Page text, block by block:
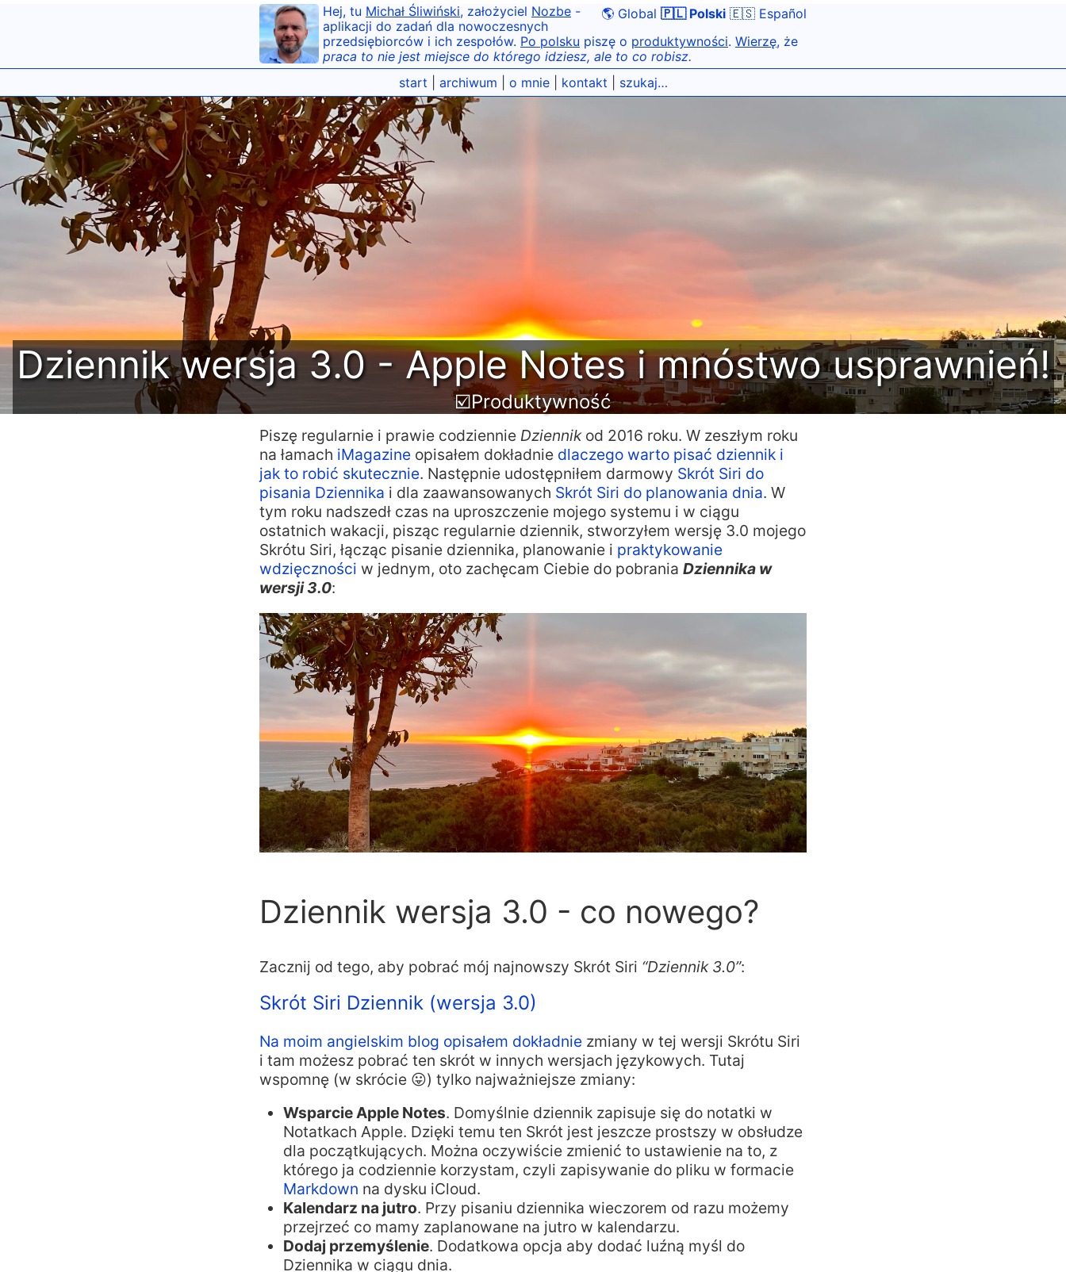
🌎 Global 🇵🇱 Polski 🇪🇸 Español
Hej, tu Michał Śliwiński, założyciel Nozbe -
aplikacji do zadań dla nowoczesnych
przedsiębiorców i ich zespołów. Po polsku piszę o produktywności. Wierzę, że
praca to nie jest miejsce do którego idziesz, ale to co robisz.
start
archiwum o mnie| kontakt szukaj…
Dziennik wersja 3.0 - Apple Notes i mnóstwo usprawnień!
☑️Produktywność
Piszę regularnie i prawie codziennie Dziennikod 2016 roku. W zeszłym roku
na łamach iMagazine opisałem dokładnie dlaczego warto pisać dziennik i
jak to robić skutecznie. Następnie udostępniłem darmowy Skrót Siri do
pisania Dziennika i dla zaawansowanych Skrót Siri do planowania dnia. W
tym roku nadszedł czas na uproszczenie mojego systemu i w ciągu
ostatnich wakacji, pisząc regularnie dziennik, stworzyłem wersję 3.0 mojego
Skrótu Siri, łącząc pisanie dziennika, planowanie i praktykowanie
wdzięczności w jednym, oto zachęcam Ciebie do pobrania Dziennika w
wersji 3.0:
Dziennik wersja 3.0 - co nowego?
Zacznij od tego, aby pobrać mój najnowszy Skrót Siri “Dziennik 3.0”:
Skrót Siri Dziennik (wersja 3.0)
Na moim angielskim blog opisałem dokładnie zmiany w tej wersji Skrótu Siri
i tam możesz pobrać ten skrót w innych wersjach językowych. Tutaj
wspomnę (w skrócie 😛) tylko najważniejsze zmiany:
Wsparcie Apple Notes. Domyślnie dziennik zapisuje się do notatki w
Notatkach Apple. Dzięki temu ten Skrót jest jeszcze prostszy w obsłudze
dla początkujących. Można oczywiście zmienić to ustawienie na to, z
którego ja codziennie korzystam, czyli zapisywanie do pliku w formacie
Markdown na dysku iCloud.
Kalendarz na jutro. Przy pisaniu dziennika wieczorem od razu możemy
przejrzeć co mamy zaplanowane na jutro w kalendarzu.
Dodaj przemyślenie. Dodatkowa opcja aby dodać luźną myśl do
Dziennika w ciągu dnia.